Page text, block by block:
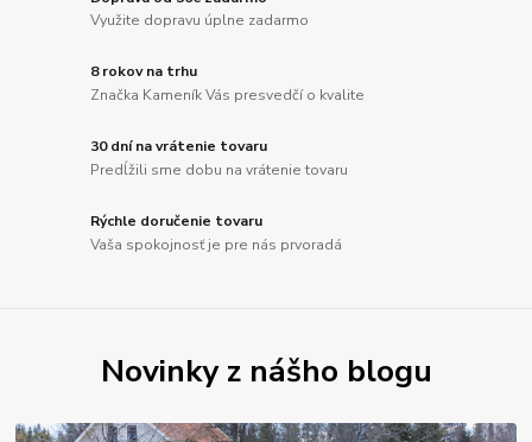
Využite dopravu úplne zadarmo
8 rokov na trhu
Značka Kameník Vás presvedčí o kvalite
30 dní na vrátenie tovaru
Predĺžili sme dobu na vrátenie tovaru
Rýchle doručenie tovaru
Vaša spokojnosť je pre nás prvoradá
Novinky z nášho blogu